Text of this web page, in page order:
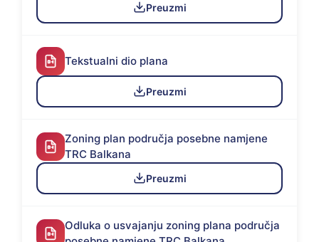
Preuzmi
Tekstualni dio plana
Preuzmi
Zoning plan područja posebne namjene
TRC Balkana
Preuzmi
Odluka o usvajanju zoning plana područja